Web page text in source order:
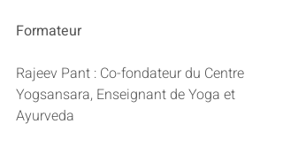
Formateur
Rajeev Pant : Co-fondateur du Centre
Yogsansara, Enseignant de Yoga et
Ayurveda